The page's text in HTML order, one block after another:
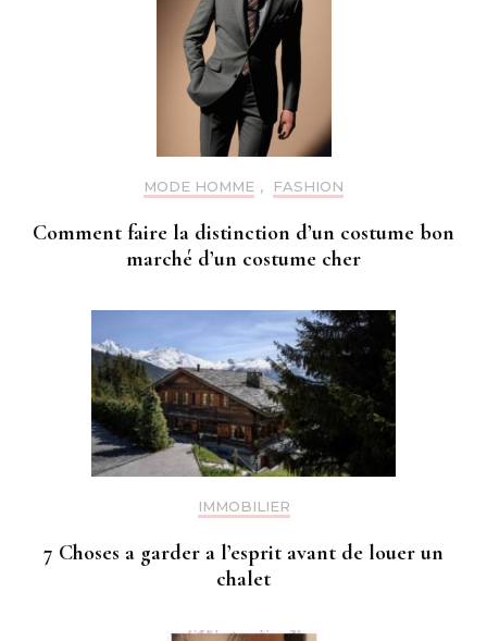
MODE HOMME , FASHION
Comment faire la distinction d’un costume bon
marché d’un costume cher
IMMOBILIER
7 Choses a garder a l’esprit avant de louer un
chalet